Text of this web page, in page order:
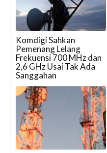
Komdigi Sahkan
Pemenang Lelang
Frekuensi 700 MHz dan
2,6 GHz Usai Tak Ada
Sanggahan